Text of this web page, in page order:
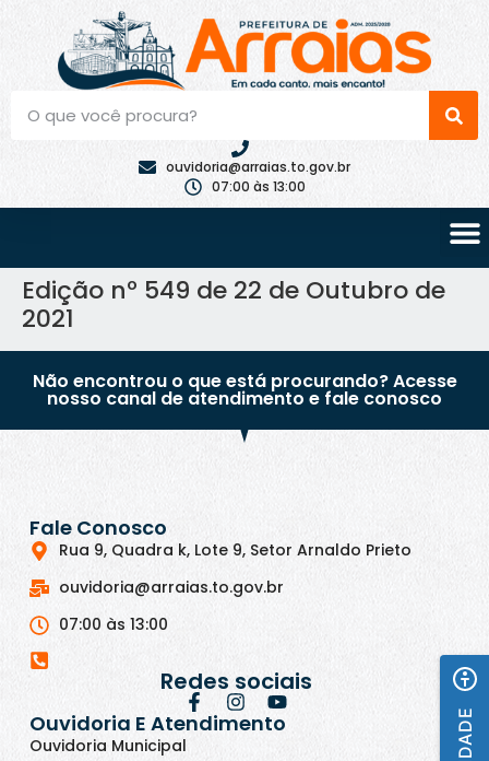
ouvidoria@arraias.to.gov.br
07:00 às 13:00
Edição nº 549 de 22 de Outubro de
2021
Não encontrou o que está procurando? Acesse
nosso canal de atendimento e fale conosco
Fale Conosco
Rua 9, Quadra k, Lote 9, Setor Arnaldo Prieto
ouvidoria@arraias.to.gov.br
07:00 às 13:00
Redes sociais
Ouvidoria E Atendimento
Ouvidoria Municipal